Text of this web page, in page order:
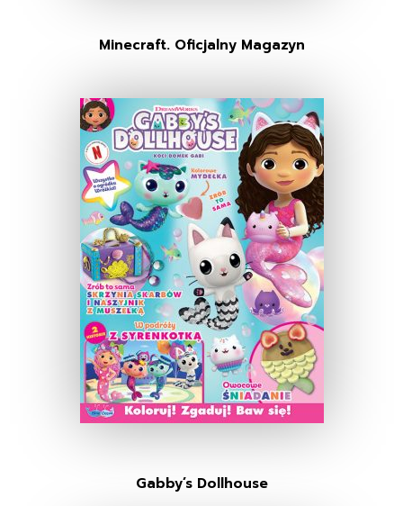
Minecraft. Oficjalny Magazyn
Gabby’s Dollhouse